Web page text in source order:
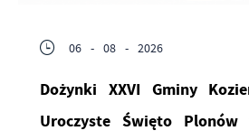
06 - 08 - 2026
Dożynki XXVI Gminy
Uroczyste Święto Plonów